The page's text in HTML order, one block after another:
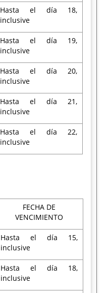
Hasta el día 18,
inclusive
Hasta el día 19,
inclusive
Hasta el día 20,
inclusive
Hasta el día 21,
inclusive
Hasta el día 22,
inclusive
FECHA DE
VENCIMIENTO
Hasta el día 15,
inclusive
Hasta el día 18,
inclusive